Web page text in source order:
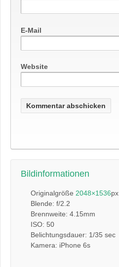
E-Mail
Website
Bildinformationen
Originalgröße 2048×1536px
Blende: f/2.2
Brennweite: 4.15mm
ISO: 50
Belichtungsdauer: 1/35 sec
Kamera: iPhone 6s